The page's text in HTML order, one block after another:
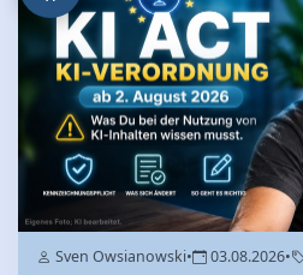
Sven Owsianowski• 03.08.2026•